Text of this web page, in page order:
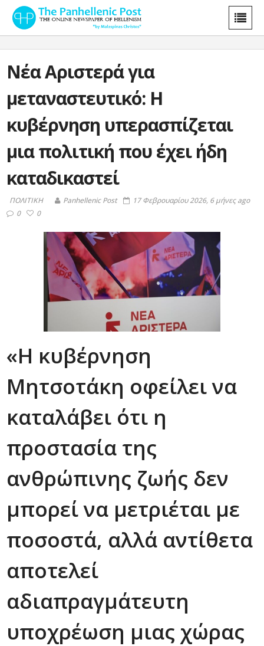
Νέα Αριστερά για
μεταναστευτικό: Η
κυβέρνηση υπερασπίζεται
μια πολιτική που έχει ήδη
καταδικαστεί
ΠΟΛΙΤΙΚΗ Panhellenic Post
17 Φεβρουαρίου 2026, 6 μήνες ago
0
0
«Η κυβέρνηση
Μητσοτάκη οφείλει να
καταλάβει ότι η
προστασία της
ανθρώπινης ζωής δεν
μπορεί να μετριέται με
ποσοστά, αλλά αντίθετα
αποτελεί
αδιαπραγμάτευτη
υποχρέωση μιας χώρας